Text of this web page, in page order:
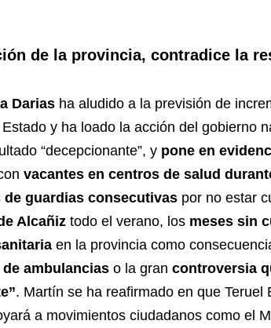
de la provincia, contradice la
Darias ha aludido a la previsión de
y ha loado la acción del gobierno
“decepcionante”, y pone en
vacantes en centros de salud
de guardias consecutivas por no estar
Alcañiz todo el verano, los meses sin
en la provincia como
de ambulancias o la gran controversia
. Martín se ha reafirmado en que
a movimientos ciudadanos como el